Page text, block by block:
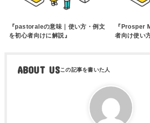
『pastoraleの意味｜使い方・例文
を初心者向けに解説』
『Prosper
者向け使い
ABOUT US